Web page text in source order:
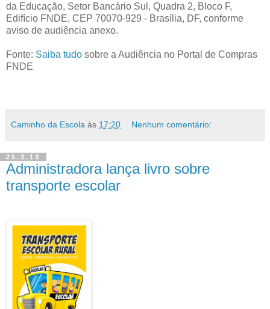
da Educação, Setor Bancário Sul, Quadra 2, Bloco F,
Edifício FNDE, CEP 70070-929 - Brasília, DF, conforme
aviso de audiência anexo.
Fonte: Saiba tudo sobre a Audiência no Portal de Compras
FNDE
Caminho da Escola às 17:20 Nenhum comentário:
25.3.13
Administradora lança livro sobre
transporte escolar